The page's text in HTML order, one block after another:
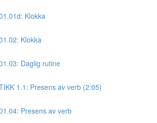
Klokka
Klokka
Daglig rutine
1.1: Presens av verb (2:05)
Presens av verb